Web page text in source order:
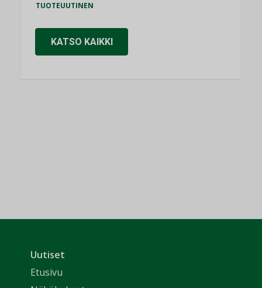
TUOTEUUTINEN
KATSO KAIKKI
Uutiset
Etusivu